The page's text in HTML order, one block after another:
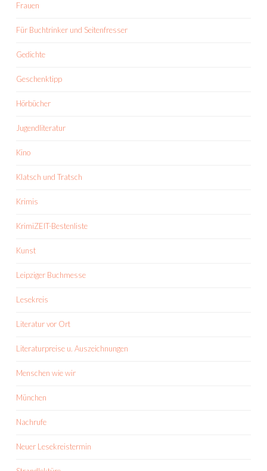
Frauen
Für Buchtrinker und Seitenfresser
Gedichte
Geschenktipp
Hörbücher
Jugendliteratur
Kino
Klatsch und Tratsch
Krimis
KrimiZEIT-Bestenliste
Kunst
Leipziger Buchmesse
Lesekreis
Literatur vor Ort
Literaturpreise u. Auszeichnungen
Menschen wie wir
München
Nachrufe
Neuer Lesekreistermin